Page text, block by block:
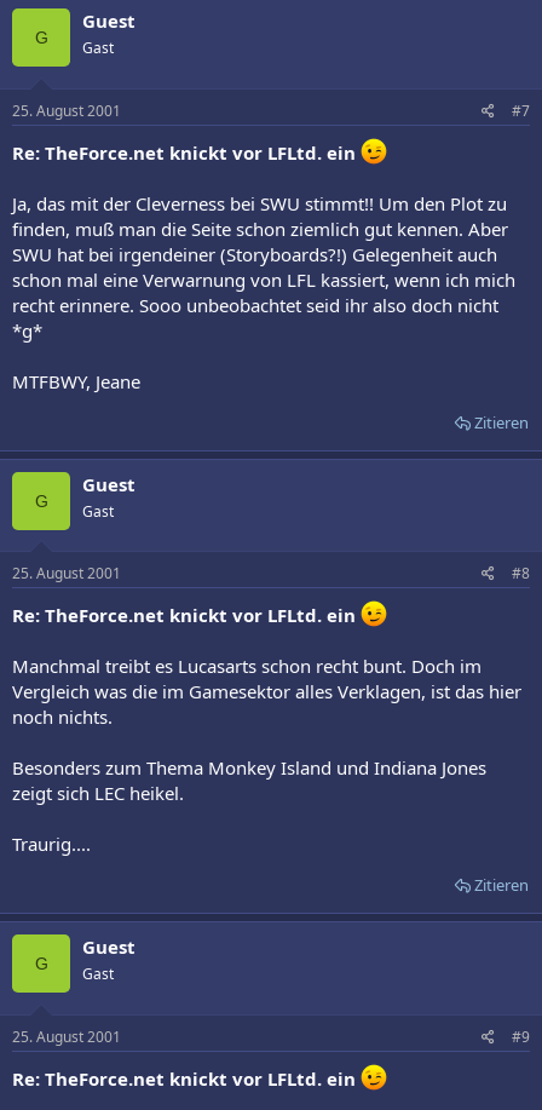
G
Guest
Gast
25. August 2001 #7
Re: TheForce.net knickt vor LFLtd. ein
Ja, das mit der Cleverness bei SWU stimmt!! Um den Plot zu
finden, muß man die Seite schon ziemlich gut kennen. Aber
SWU hat bei irgendeiner (Storyboards?!) Gelegenheit auch
schon mal eine Verwarnung von LFL kassiert, wenn ich mich
recht erinnere. Sooo unbeobachtet seid ihr also doch nicht
*g*
MTFBWY, Jeane
Zitieren
G
Guest
Gast
25. August 2001 #8
Re: TheForce.net knickt vor LFLtd. ein
Manchmal treibt es Lucasarts schon recht bunt. Doch im
Vergleich was die im Gamesektor alles Verklagen, ist das hier
noch nichts.
Besonders zum Thema Monkey Island und Indiana Jones
zeigt sich LEC heikel.
Traurig....
Zitieren
G
Guest
Gast
25. August 2001 #9
Re: TheForce.net knickt vor LFLtd. ein